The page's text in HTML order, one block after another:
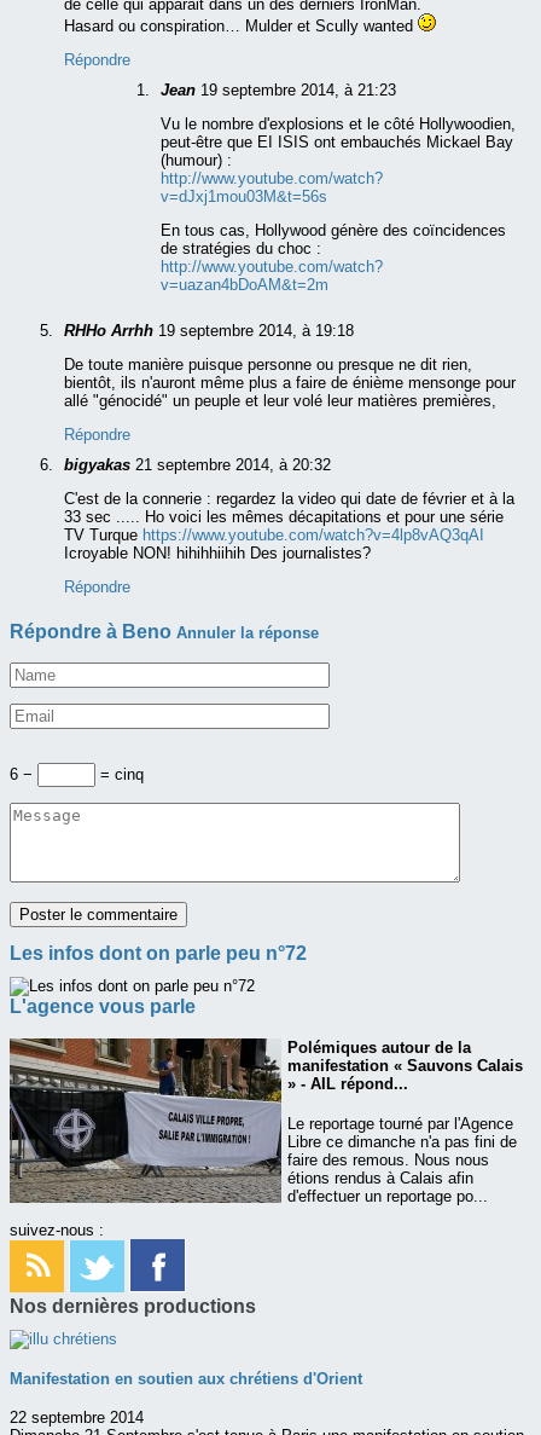
de celle qui apparait dans un des derniers IronMan.
Hasard ou conspiration… Mulder et Scully wanted
Répondre
Jean 19 septembre 2014, à 21:23
Vu le nombre d'explosions et le côté Hollywoodien,
peut-être que EI ISIS ont embauchés Mickael Bay
(humour) :
http://www.youtube.com/watch?
v=dJxj1mou03M&t=56s
En tous cas, Hollywood génère des coïncidences
de stratégies du choc :
http://www.youtube.com/watch?
v=uazan4bDoAM&t=2m
RHHo Arrhh 19 septembre 2014, à 19:18
De toute manière puisque personne ou presque ne dit rien,
bientôt, ils n'auront même plus a faire de énième mensonge pour
allé "génocidé" un peuple et leur volé leur matières premières,
Répondre
bigyakas 21 septembre 2014, à 20:32
C'est de la connerie : regardez la video qui date de février et à la
33 sec ..... Ho voici les mêmes décapitations et pour une série
TV Turque https://www.youtube.com/watch?v=4lp8vAQ3qAI
Icroyable NON! hihihhiihih Des journalistes?
Répondre
Répondre à Beno Annuler la réponse
6 − = cinq
Les infos dont on parle peu n°72
L'agence vous parle
Polémiques autour de la
manifestation « Sauvons Calais
» - AIL répond...
Le reportage tourné par l'Agence
Libre ce dimanche n'a pas fini de
faire des remous. Nous nous
étions rendus à Calais afin
d'effectuer un reportage po...
suivez-nous :
Nos dernières productions
Manifestation en soutien aux chrétiens d'Orient
22 septembre 2014